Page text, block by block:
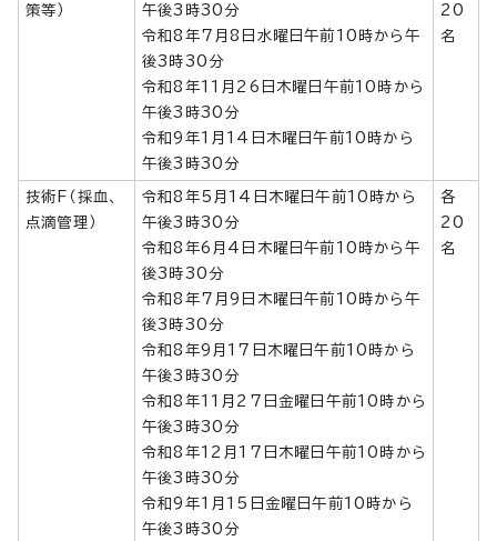
策等）
午後3時30分
令和8年7月8日水曜日午前10時から午
後3時30分
令和8年11月26日木曜日午前10時から
午後3時30分
令和9年1月14日木曜日午前10時から
午後3時30分
20
名
技術F（採血、
点滴管理）
令和8年5月14日木曜日午前10時から
午後3時30分
令和8年6月4日木曜日午前10時から午
後3時30分
令和8年7月9日木曜日午前10時から午
後3時30分
令和8年9月17日木曜日午前10時から
午後3時30分
令和8年11月27日金曜日午前10時から
午後3時30分
令和8年12月17日木曜日午前10時から
午後3時30分
令和9年1月15日金曜日午前10時から
午後3時30分
各
20
名